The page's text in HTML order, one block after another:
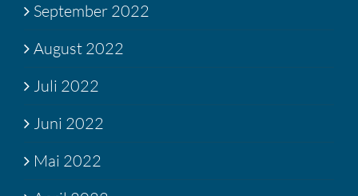
September 2022
August 2022
Juli 2022
Juni 2022
Mai 2022